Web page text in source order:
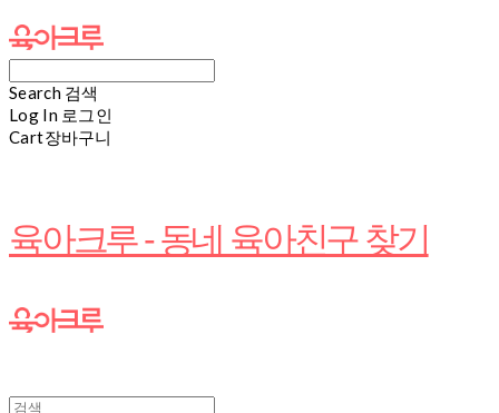
Search 검색
Log In 로그인
Cart장바구니
육아크루 - 동네 육아친구 찾기